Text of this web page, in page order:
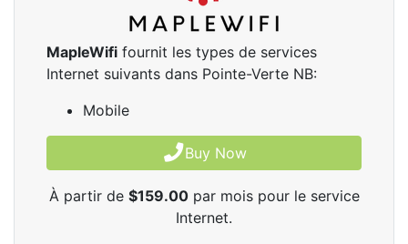
MapleWifi fournit les types de services
Internet suivants dans Pointe-Verte NB:
Mobile
Buy Now
À partir de $159.00par mois pour le service
Internet.